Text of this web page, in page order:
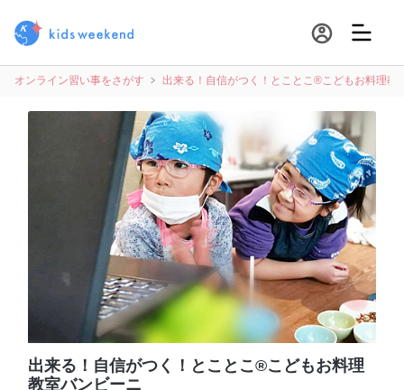
オンライン習い事をさがす 出来る！自信がつく！とことこ®️こどもお料理教
出来る！自信がつく！とことこ®️こどもお料理